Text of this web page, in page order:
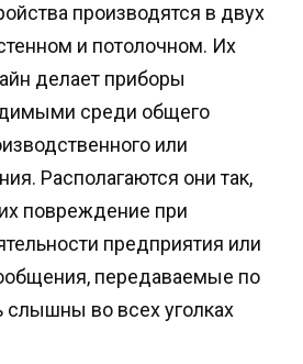
производятся в двух
и потолочном. Их
делает приборы
среди общего
или
Располагаются они так,
повреждение при
предприятия или
передаваемые по
во всех уголках